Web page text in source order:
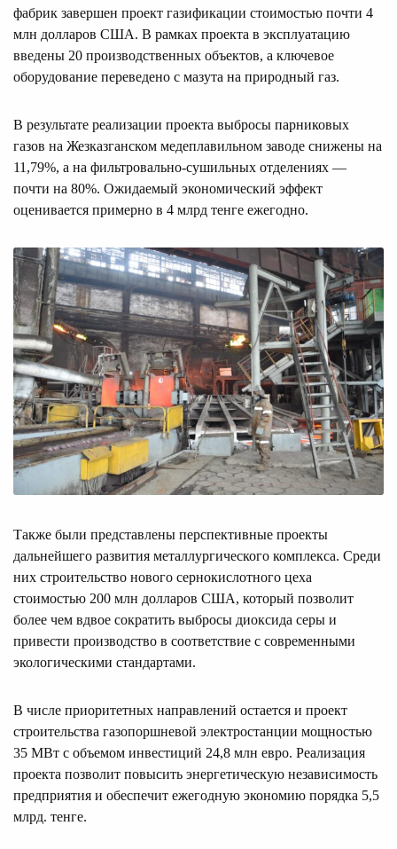
фабрик завершен проект газификации стоимостью почти 4
млн долларов США. В рамках проекта в эксплуатацию
введены 20 производственных объектов, а ключевое
оборудование переведено с мазута на природный газ.
В результате реализации проекта выбросы парниковых
газов на Жезказганском медеплавильном заводе снижены на
11,79%, а на фильтровально-сушильных отделениях —
почти на 80%. Ожидаемый экономический эффект
оценивается примерно в 4 млрд тенге ежегодно.
Также были представлены перспективные проекты
дальнейшего развития металлургического комплекса. Среди
них строительство нового сернокислотного цеха
стоимостью 200 млн долларов США, который позволит
более чем вдвое сократить выбросы диоксида серы и
привести производство в соответствие с современными
экологическими стандартами.
В числе приоритетных направлений остается и проект
строительства газопоршневой электростанции мощностью
35 МВт с объемом инвестиций 24,8 млн евро. Реализация
проекта позволит повысить энергетическую независимость
предприятия и обеспечит ежегодную экономию порядка 5,5
млрд. тенге.